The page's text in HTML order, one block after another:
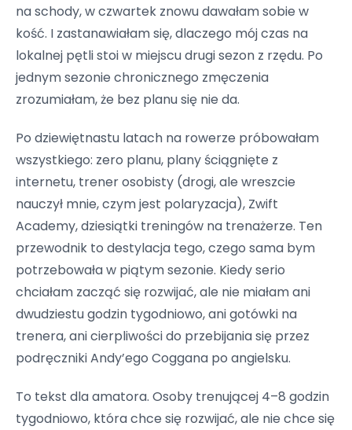
na schody, w czwartek znowu dawałam sobie w
kość. I zastanawiałam się, dlaczego mój czas na
lokalnej pętli stoi w miejscu drugi sezon z rzędu. Po
jednym sezonie chronicznego zmęczenia
zrozumiałam, że bez planu się nie da.
Po dziewiętnastu latach na rowerze próbowałam
wszystkiego: zero planu, plany ściągnięte z
internetu, trener osobisty (drogi, ale wreszcie
nauczył mnie, czym jest polaryzacja), Zwift
Academy, dziesiątki treningów na trenażerze. Ten
przewodnik to destylacja tego, czego sama bym
potrzebowała w piątym sezonie. Kiedy serio
chciałam zacząć się rozwijać, ale nie miałam ani
dwudziestu godzin tygodniowo, ani gotówki na
trenera, ani cierpliwości do przebijania się przez
podręczniki Andy’ego Coggana po angielsku.
To tekst dla amatora. Osoby trenującej 4–8 godzin
tygodniowo, która chce się rozwijać, ale nie chce się